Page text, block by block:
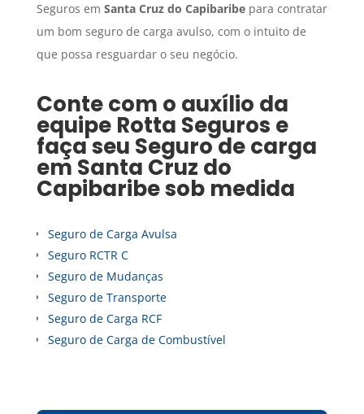
Seguros em Santa Cruz do Capibaribepara contratar
um bom seguro de carga avulso, com o intuito de
que possa resguardar o seu negócio.
Conte com o auxílio da
equipe Rotta Seguros e
faça seu Seguro de carga
em Santa Cruz do
Capibaribesob medida
Seguro de Carga Avulsa
Seguro RCTR C
Seguro de Mudanças
Seguro de Transporte
Seguro de Carga RCF
Seguro de Carga de Combustível